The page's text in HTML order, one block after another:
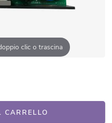
clic o trascina
CARRELLO